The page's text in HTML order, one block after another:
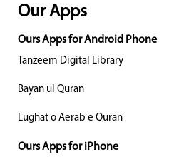
Our Apps
Ours Apps for Android Phone
Tanzeem Digital Library
Bayan ul Quran
Lughat o Aerab e Quran
Ours Apps for iPhone